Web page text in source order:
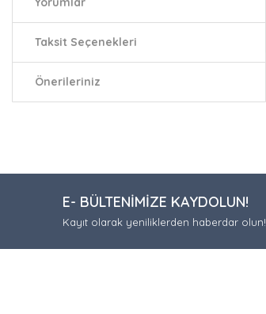
Taksit Seçenekleri
Önerileriniz
E- BÜLTENİMİZE KAYDOLUN!
Kayıt olarak yeniliklerden haberdar olun!